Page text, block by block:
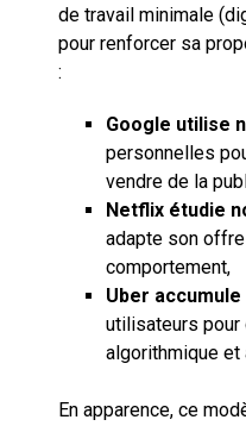
de travail minimale
pour renforcer sa
:
Google utilise
personnelles
vendre de la
Netflix étudie
adapte son
comportement,
Uber
utilisateurs
algorithmique
En apparence, ce